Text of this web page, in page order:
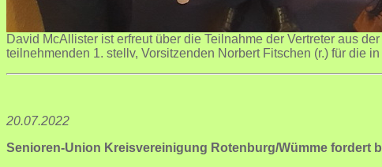
David McAllister ist erfreut über die Teilnahme der Vertreter aus
teilnehmenden 1. stellv, Vorsitzenden Norbert Fitschen (r.) für die
20.07.2022
Senioren-Union Kreisvereinigung Rotenburg/Wümme fordert